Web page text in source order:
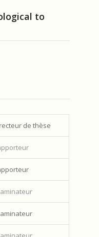
to
de thèse